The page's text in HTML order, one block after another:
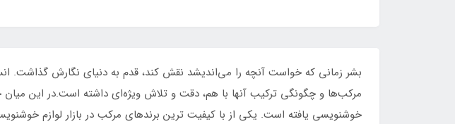
بشر زمانی که خواست آنچه را می‌اندیشد نقش کند، قدم به دنیای نگارش گذاشت.
مرکب‌ها و چگونگی ترکیب آنها با هم، دقت و تلاش ویژه‌ای داشته است.در این
خوشنویسی یافته است. یکی از با کیفیت ترین برندهای مرکب در بازار لوازم